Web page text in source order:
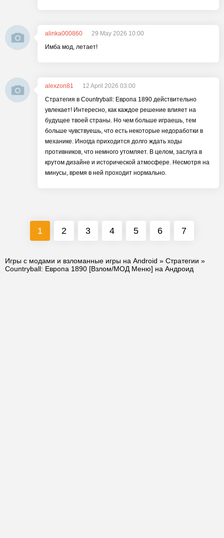
alinka000860
29 May 2026 10:00
Имба мод, летает!
alexzon81
12 April 2026 03:00
Стратегия в Countryball: Европа 1890 действительно
увлекает! Интересно, как каждое решение влияет на
будущее твоей страны. Но чем больше играешь, тем
больше чувствуешь, что есть некоторые недоработки в
механике. Иногда приходится долго ждать ходы
противников, что немного утомляет. В целом, заслуга в
крутом дизайне и исторической атмосфере. Несмотря на
минусы, время в ней проходит нормально.
1 2 3 4 5 6 7
Игры с модами и взломанные игры на Android » Стратегии »
Countryball: Европа 1890 [Взлом/МОД Меню] на Андроид